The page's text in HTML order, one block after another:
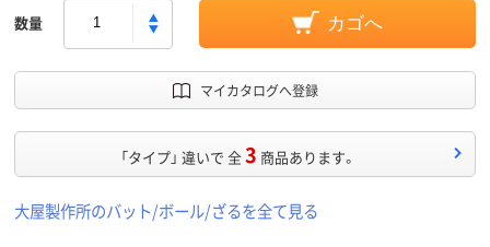
数量 カゴへ
マイカタログへ登録
「タイプ」 違いで 全3 商品あります。
大屋製作所のバット/ボール/ざるを全て見る